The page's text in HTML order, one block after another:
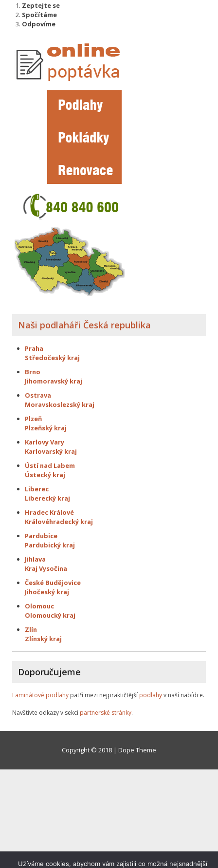
Zeptejte se
Spočítáme
Odpovíme
Naši podlaháři Česká republika
Praha
Středočeský kraj
Brno
Jihomoravský kraj
Ostrava
Moravskoslezský kraj
Plzeň
Plzeňský kraj
Karlovy Vary
Karlovarský kraj
Ústí nad Labem
Ústecký kraj
Liberec
Liberecký kraj
Hradec Králové
Královéhradecký kraj
Pardubice
Pardubický kraj
Jihlava
Kraj Vysočina
České Budějovice
Jihočeský kraj
Olomouc
Olomoucký kraj
Zlín
Zlínský kraj
Doporučujeme
Laminátové podlahy patří mezi nejpraktičtější podlahyv naší nabídce.
Navštivte odkazy v sekci partnerské stránky.
Copyright © 2018 | Dope Theme
Užíváme cookies, abychom vám zajistili co možná nejsnadnější